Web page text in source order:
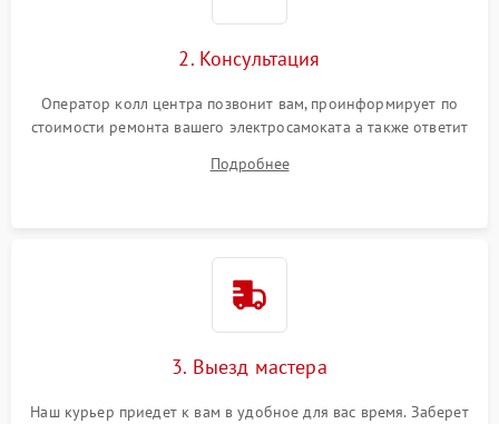
2. Консультация
Оператор колл центра позвонит вам, проинформирует по
стоимости ремонта вашего электросамоката а также ответит
Подробнее
3. Выезд мастера
Наш курьер приедет к вам в удобное для вас время. Заберет